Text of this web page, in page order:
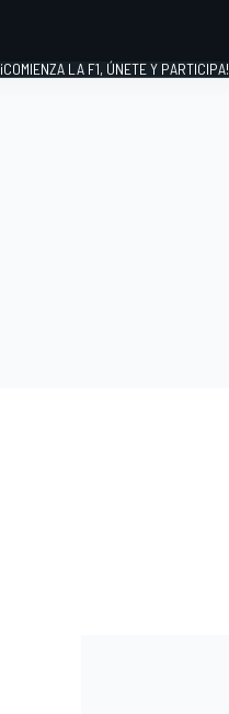
¡COMIENZA LA F1, ÚNETE Y PARTICIPA!